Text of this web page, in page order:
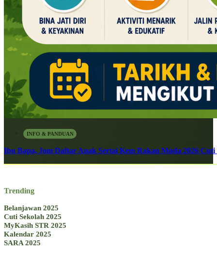
INFO & PANDUAN
Ibu Bapa, Jom Daftar Anak Sertai Kem Rakan Muda 2026
Trending
Belanjawan 2025
Cuti Sekolah 2025
MyKasih STR 2025
Kalendar 2025
SARA 2025